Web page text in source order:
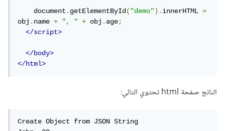
    document
.getElementById("demo").innerHTML =
obj.name + ", " + obj.age;
</script>
</body>
</html>
الناتج صفحة html تحتوي التالي:
Create Object from JSON String